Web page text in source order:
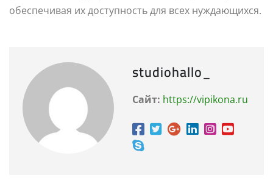
обеспечивая их доступность для всех нуждающихся.
studiohallo_
Сайт: https://vipikona.ru